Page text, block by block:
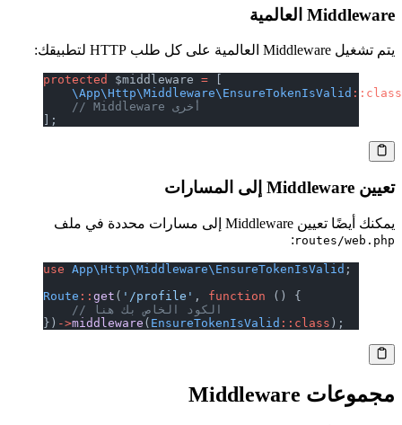
Middleware العالمية
يتم تشغيل Middleware العالمية على كل طلب HTTP لتطبيقك:
protected $middleware
    \App\Http\Middleware\EnsureTokenIsValid
    // Middleware أخرى
];
تعيين Middleware إلى المسارات
يمكنك أيضًا تعيين Middleware إلى مسارات محددة في ملف
routes/web.php
:
use App\Http\Middleware\EnsureTokenIsValid
Route ::get ( '/profile' , function
() {
    // الكود الخاص بك هنا
})->middleware (EnsureTokenIsValid ::class );
مجموعات Middleware